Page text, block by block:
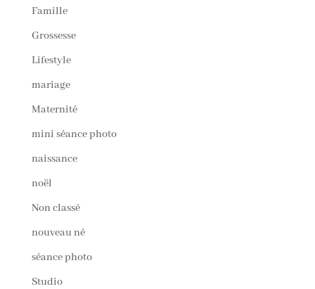
Famille
Grossesse
Lifestyle
mariage
Maternité
mini séance photo
naissance
noël
Non classé
nouveau né
séance photo
Studio